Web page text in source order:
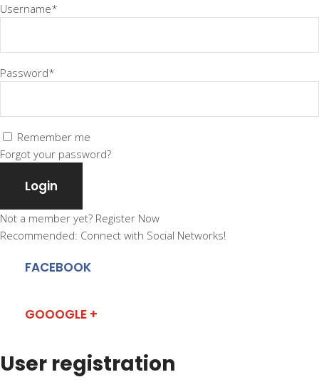
Username*
Password*
Remember me
Forgot your password?
Login
Not a member yet? Register Now
Recommended: Connect with Social Networks!
FACEBOOK
GOOOGLE +
User registration